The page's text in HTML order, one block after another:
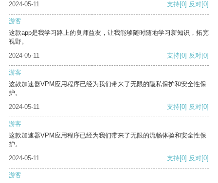
2024-05-11 支持[0] 反对[0]
游客
这款app是我学习路上的良师益友，让我能够随时随地学习新知识，拓宽
视野。
2024-05-11
支持[0] 反对[0]
游客
这款加速器VPM应用程序已经为我们带来了无限的隐私保护和安全性保
护。
2024-05-11
支持[0] 反对[0]
游客
这款加速器VPM应用程序已经为我们带来了无限的流畅体验和安全性保
护。
2024-05-11
支持[0] 反对[0]
游客